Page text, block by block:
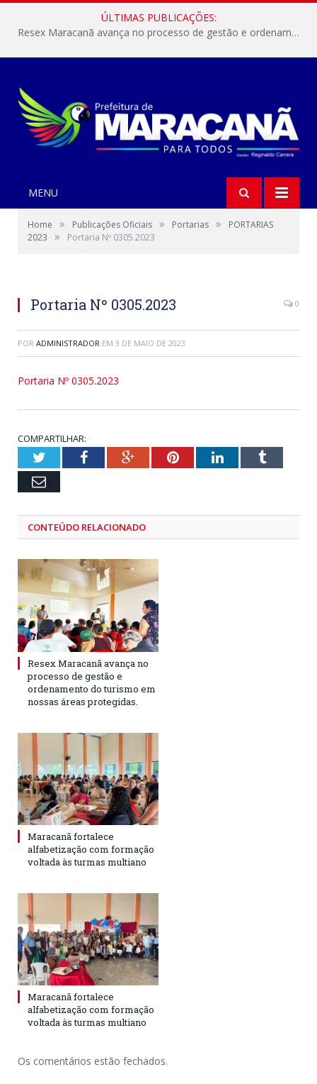
ÚLTIMAS PUBLICAÇÕES:
Resex Maracanã avança no processo de gestão e ordenamento do turismo em nossas áreas protegidas.
MENU
Home » Publicações Oficiais » Portarias »
PORTARIAS
2023
» Portaria Nº 0305.2023
Portaria Nº 0305.2023 0
POR ADMINISTRADOR EM 3 DE MAIO DE 2023
Portaria Nº 0305.2023
COMPARTILHAR:
TwitterFacebookGoogle+PinterestLinkedInTumblr
Email
CONTEÚDO RELACIONADO
Resex Maracanã avança no
processo de gestão e
ordenamento do turismo em
nossas áreas protegidas.
Maracanã fortalece
alfabetização com formação
voltada às turmas multiano
Maracanã fortalece
alfabetização com formação
voltada às turmas multiano
Os comentários estão fechados.